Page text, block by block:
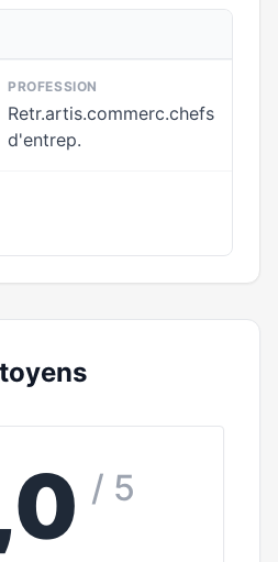
PROFESSION
Retr.artis.commerc.chefs
d'entrep.
/ 5